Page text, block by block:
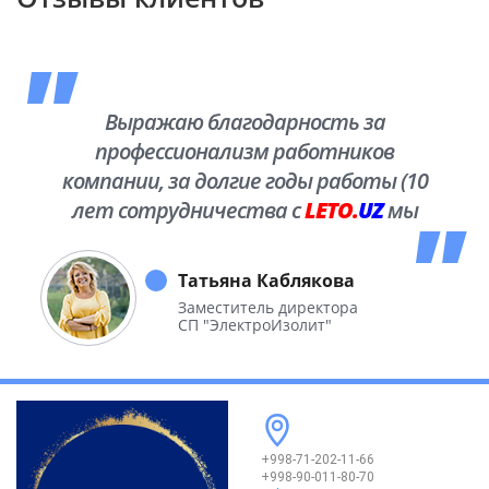
Выражаю благодарность за
профессионализм работников
компании, за долгие годы работы (10
лет сотрудничества сLETO.UZмы
необъятной Родины.
Татьяна Каблякова
Заместитель директора
СП "ЭлектроИзолит"
+998-71-202-11-66
+998-90-011-80-70